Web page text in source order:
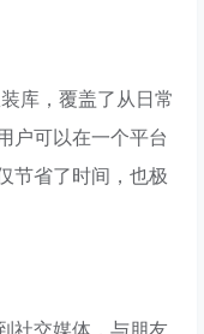
库，覆盖了从日常
户可以在一个平台
节省了时间，也极
社交媒体，与朋友